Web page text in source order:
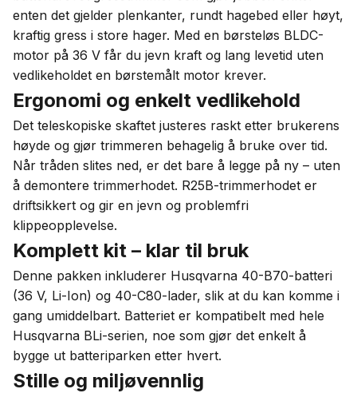
enten det gjelder plenkanter, rundt hagebed eller høyt,
kraftig gress i store hager. Med en børsteløs BLDC-
motor på 36 V får du jevn kraft og lang levetid uten
vedlikeholdet en børstemålt motor krever.
Ergonomi og enkelt vedlikehold
Det teleskopiske skaftet justeres raskt etter brukerens
høyde og gjør trimmeren behagelig å bruke over tid.
Når tråden slites ned, er det bare å legge på ny – uten
å demontere trimmerhodet. R25B-trimmerhodet er
driftsikkert og gir en jevn og problemfri
klippeopplevelse.
Komplett kit – klar til bruk
Denne pakken inkluderer Husqvarna 40-B70-batteri
(36 V, Li-Ion) og 40-C80-lader, slik at du kan komme i
gang umiddelbart. Batteriet er kompatibelt med hele
Husqvarna BLi-serien, noe som gjør det enkelt å
bygge ut batteriparken etter hvert.
Stille og miljøvennlig